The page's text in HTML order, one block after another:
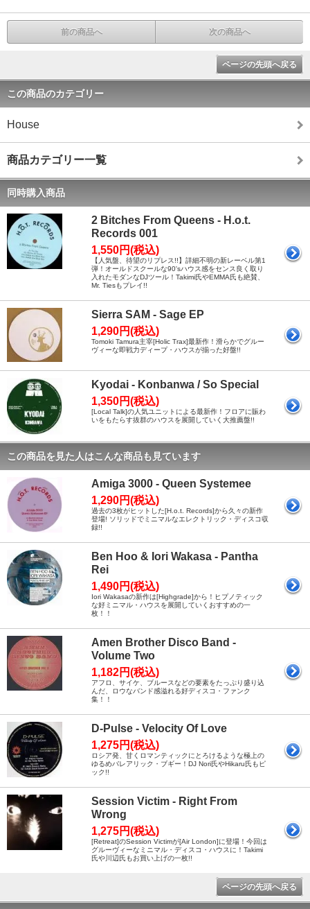
前の商品へ 次の商品へ
ページの先頭へ戻る
この商品のカテゴリー
House
商品カテゴリー一覧
同時購入商品
2 Bitches From Queens - H.o.t.
Records 001
1,550円(税込)
【人気盤、待望のリプレス!!】詳細不明の新レーベル第1
弾！オールドスクールな90'sハウス感をセンス良く取り
入れたモダンなDJツール！Takimi氏やEMMA氏も絶賛、
Mr. Tiesもプレイ!!
Sierra SAM - Sage EP
1,290円(税込)
Tomoki Tamura主宰[Holic Trax]最新作！滑らかでグルー
ヴィーな即戦力ディープ・ハウスが揃った好盤!!
Kyodai - Konbanwa / So Special
1,350円(税込)
[Local Talk]の人気ユニットによる最新作！フロアに賑わ
いをもたらす抜群のハウスを展開していく大推薦盤!!
この商品を見た人はこんな商品も見ています
Amiga 3000 - Queen Systemee
1,290円(税込)
過去の3枚がヒットした[H.o.t. Records]から久々の新作
登場! ソリッドでミニマルなエレクトリック・ディスコ収
録!!
Ben Hoo & Iori Wakasa - Pantha
Rei
1,490円(税込)
Iori Wakasaの新作は[Highgrade]から！ヒプノティック
な好ミニマル・ハウスを展開していくおすすめの一
枚！！
Amen Brother Disco Band -
Volume Two
1,182円(税込)
アフロ、サイケ、ブルースなどの要素をたっぷり盛り込
んだ、ロウなバンド感溢れる好ディスコ・ファンク
集！！
D-Pulse - Velocity Of Love
1,275円(税込)
ロシア発、甘くロマンティックにとろけるような極上の
ゆるめバレアリック・ブギー！DJ Nori氏やHikaru氏もピ
ック!!
Session Victim - Right From
Wrong
1,275円(税込)
[Retreat]のSession Victimが[Air London]に登場！今回は
グルーヴィーなミニマル・ディスコ・ハウスに！Takimi
氏や川辺氏もお買い上げの一枚!!
ページの先頭へ戻る